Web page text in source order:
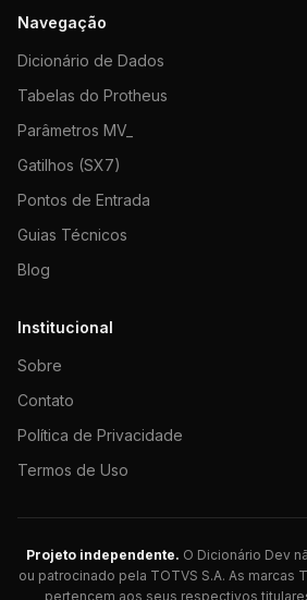
Navegação
Dicionário de Dados
Tabelas do Protheus
Parâmetros MV_
Gatilhos (SX7)
Pontos de Entrada
Guias Técnicos
Blog
Institucional
Sobre
Contato
Política de Privacidade
Termos de Uso
Projeto independente. O Dicionário Dev
ou patrocinado pela TOTVS S.A. As marcas
pertencem aos seus respectivos